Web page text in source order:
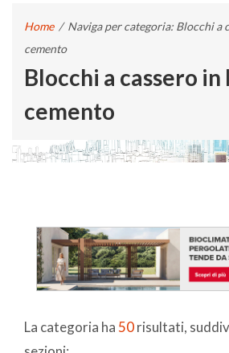
Home / Naviga per categoria: Blocchi a
cemento
Blocchi a cassero in
cemento
La categoria ha 50risultati,